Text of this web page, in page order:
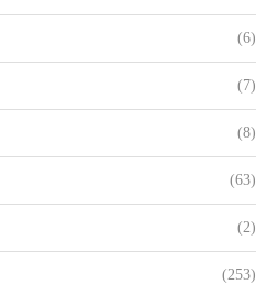
(6)
(7)
(8)
(63)
(2)
(253)